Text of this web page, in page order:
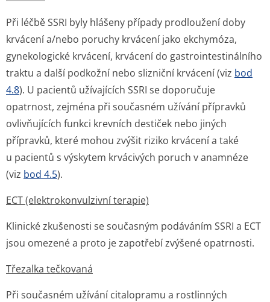
Při léčbě SSRI byly hlášeny případy prodloužení doby
krvácení a/nebo poruchy krvácení jako ekchymóza,
gynekologické krvácení, krvácení do gastrointesti­nálního
traktu a další podkožní nebo slizniční krvácení (viz bod
4.8). U pacientů užívajících SSRI se doporučuje
opatrnost, zejména při současném užívání přípravků
ovlivňujících funkci krevních destiček nebo jiných
přípravků, které mohou zvýšit riziko krvácení a také
u pacientů s výskytem krvácivých poruch v anamnéze
(viz bod 4.5).
ECT (elektrokonvulzivní terapie)
Klinické zkušenosti se současným podáváním SSRI a ECT
jsou omezené a proto je zapotřebí zvýšené opatrnosti.
Třezalka tečkovaná
Při současném užívání citalopramu a rostlinných